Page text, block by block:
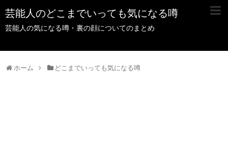
芸能人のどこまでいっても気になる噂
芸能人の気になる噂・裏の顔についてのまとめ
ホーム どこまでいっても気になる噂